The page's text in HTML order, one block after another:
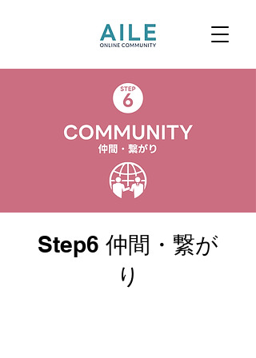
Step6 仲間・繋が
り